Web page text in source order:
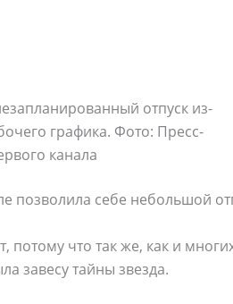
отпуск из-
графика. Фото: Пресс-
канала
позволила себе небольшой
что так же, как и
завесу тайны звезда.